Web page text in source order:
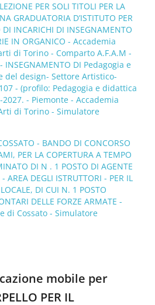
PER SOLI TITOLI PER LA
GRADUATORIA D’ISTITUTO PER
DI INCARICHI DI INSEGNAMENTO
IN ORGANICO - Accademia
di Torino - Comparto A.F.A.M -
INSEGNAMENTO DI Pedagogia e
del design- Settore Artistico-
- (profilo: Pedagogia e didattica
2027. - Piemonte - Accademia
di Torino - Simulatore
- BANDO DI CONCORSO
PER LA COPERTURA A TEMPO
DI N . 1 POSTO DI AGENTE
AREA DEGLI ISTRUTTORI - PER IL
DI CUI N. 1 POSTO
DELLE FORZE ARMATE -
di Cossato - Simulatore
mobile per
PER IL